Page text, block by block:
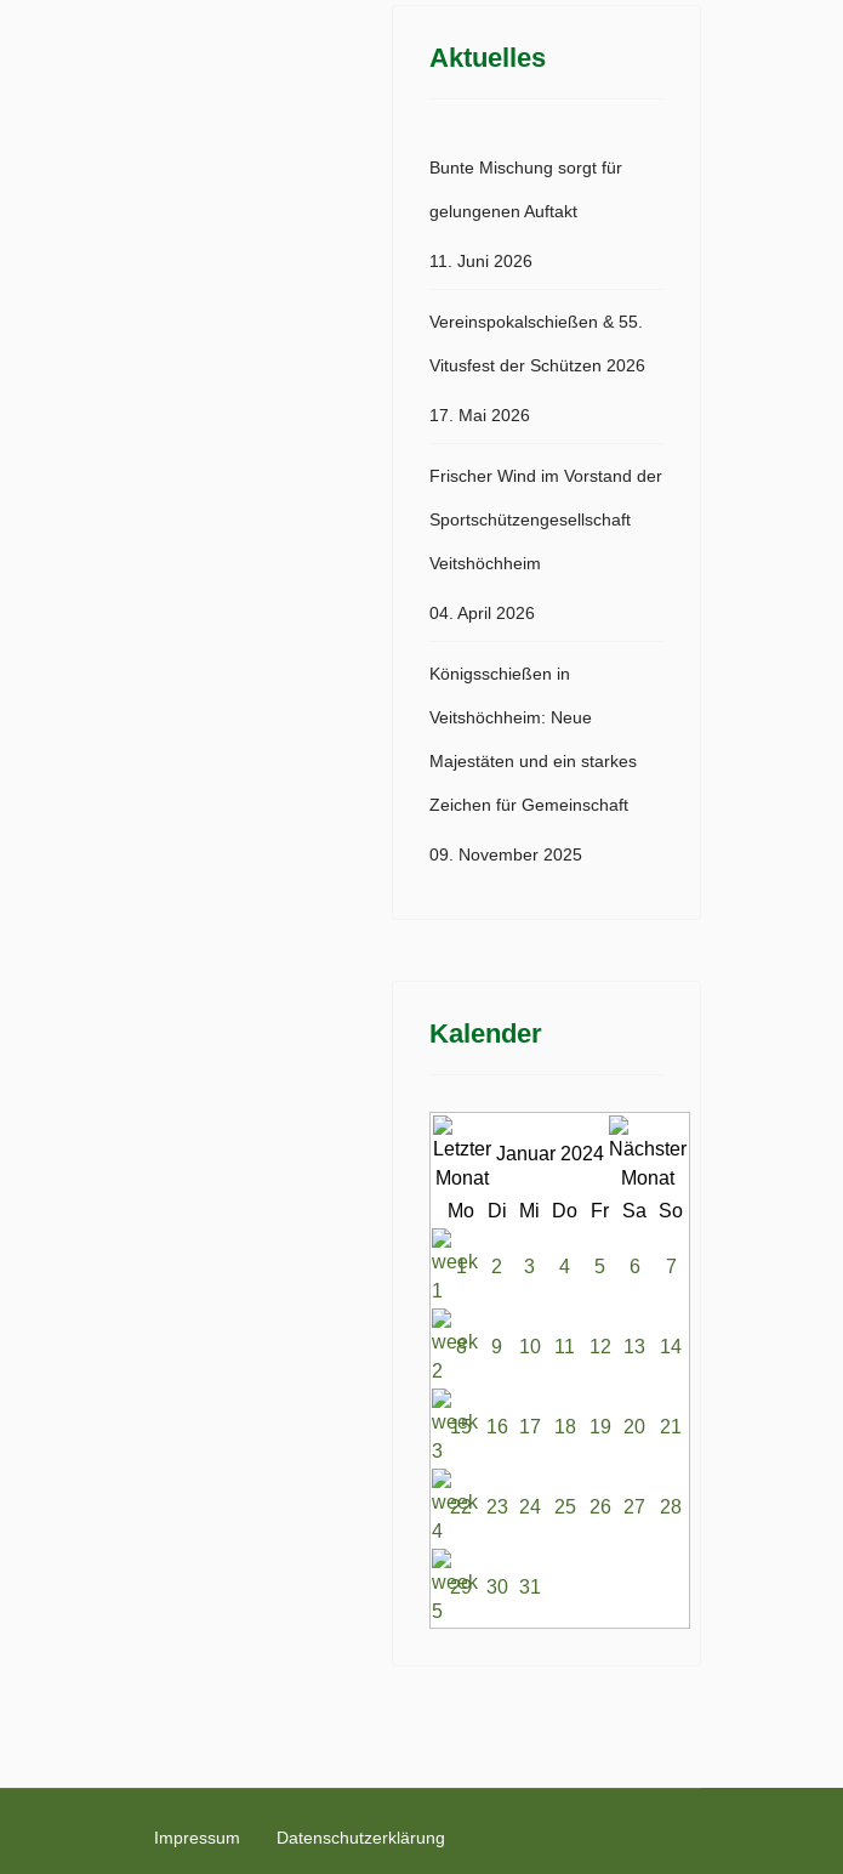
Aktuelles
Bunte Mischung sorgt für
gelungenen Auftakt
11. Juni 2026
Vereinspokalschießen & 55.
Vitusfest der Schützen 2026
17. Mai 2026
Frischer Wind im Vorstand der
Sportschützengesellschaft
Veitshöchheim
04. April 2026
Königsschießen in
Veitshöchheim: Neue
Majestäten und ein starkes
Zeichen für Gemeinschaft
09. November 2025
Kalender
Januar 2024
Mo Di Mi Do Fr Sa So
1 2 3 4 5 6 7
8 9 10 11 12 13 14
15 16 17 18 19 20 21
22 23 24 25 26 27 28
29 30 31
Impressum Datenschutzerklärung